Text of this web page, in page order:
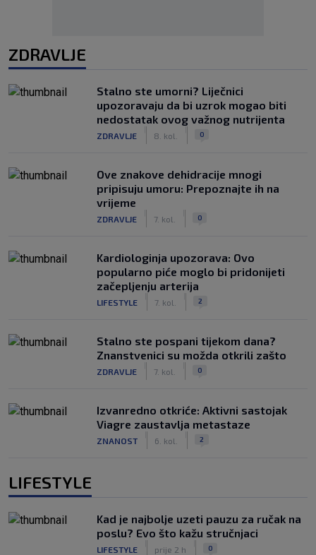
ZDRAVLJE
Stalno ste umorni? Liječnici
upozoravaju da bi uzrok mogao biti
nedostatak ovog važnog nutrijenta
ZDRAVLJE 8. kol. 0
Ove znakove dehidracije mnogi
pripisuju umoru: Prepoznajte ih na
vrijeme
ZDRAVLJE 7. kol. 0
Kardiologinja upozorava: Ovo
popularno piće moglo bi pridonijeti
začepljenju arterija
LIFESTYLE 7. kol. 2
Stalno ste pospani tijekom dana?
Znanstvenici su možda otkrili zašto
ZDRAVLJE 7. kol. 0
Izvanredno otkriće: Aktivni sastojak
Viagre zaustavlja metastaze
ZNANOST 6. kol. 2
LIFESTYLE
Kad je najbolje uzeti pauzu za ručak na
poslu? Evo što kažu stručnjaci
LIFESTYLE prije 2 h 0